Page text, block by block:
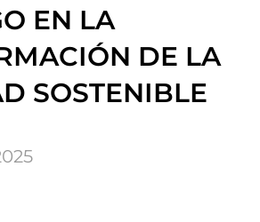
EN LA
DE LA
SOSTENIBLE